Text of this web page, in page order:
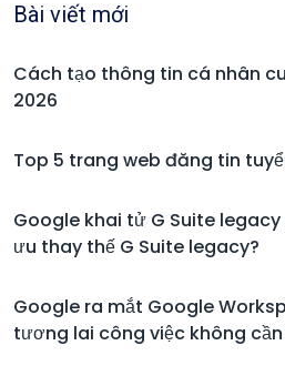
Bài viết mới
Cách tạo thông tin cá nhân
2026
Top 5 trang web đăng tin
Google khai tử G Suite
ưu thay thế G Suite legacy?
Google ra mắt Google
tương lai công việc không